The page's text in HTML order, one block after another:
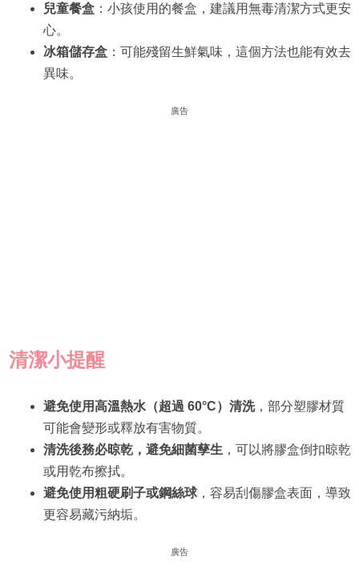
兒童餐盒：小孩使用的餐盒，建議用無毒清潔方式更安
心。
冰箱儲存盒：可能殘留生鮮氣味，這個方法也能有效去
異味。
廣告
清潔小提醒
避免使用高溫熱水（超過 60°C）清洗，部分塑膠材質
可能會變形或釋放有害物質。
清洗後務必晾乾，避免細菌孳生，可以將膠盒倒扣晾乾
或用乾布擦拭。
避免使用粗硬刷子或鋼絲球，容易刮傷膠盒表面，導致
更容易藏污納垢。
廣告